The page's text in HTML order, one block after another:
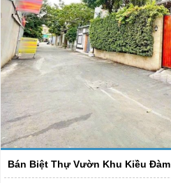
Bán Biệt Thự Vườn Khu Kiều Đàm